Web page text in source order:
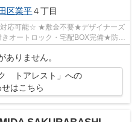
区業平４丁目
応可能☆ ★敷金不要★デザイナーズ
オートロック・宅配BOX完備★防犯
ー採用★...
ありません。
トアレスト」への
はこちら